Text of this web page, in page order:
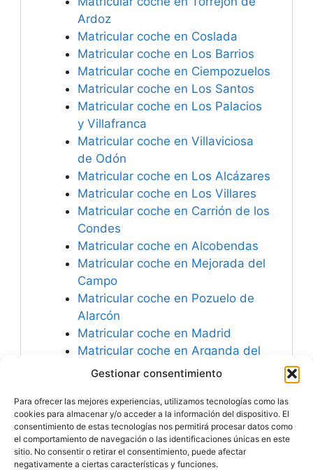
Gestionar consentimiento
Para ofrecer las mejores experiencias, utilizamos tecnologías como las
cookies para almacenar y/o acceder a la información del dispositivo. El
consentimiento de estas tecnologías nos permitirá procesar datos como
el comportamiento de navegación o las identificaciones únicas en este
sitio. No consentir o retirar el consentimiento, puede afectar
negativamente a ciertas características y funciones.
Ardoz
Matricular coche en Coslada
Matricular coche en Los Barrios
Matricular coche en Ciempozuelos
Matricular coche en Los Santos
Matricular coche en Los Palacios
y Villafranca
Matricular coche en Villaviciosa
de Odón
Matricular coche en Los Alcázares
Matricular coche en Los Villares
Matricular coche en Carrión de los
Condes
Matricular coche en Alcobendas
Matricular coche en Mejorada del
Campo
Matricular coche en Pozuelo de
Alarcón
Matricular coche en Madrid
Matricular coche en Arganda del
Rey
Matricular coche en Los Gallardos